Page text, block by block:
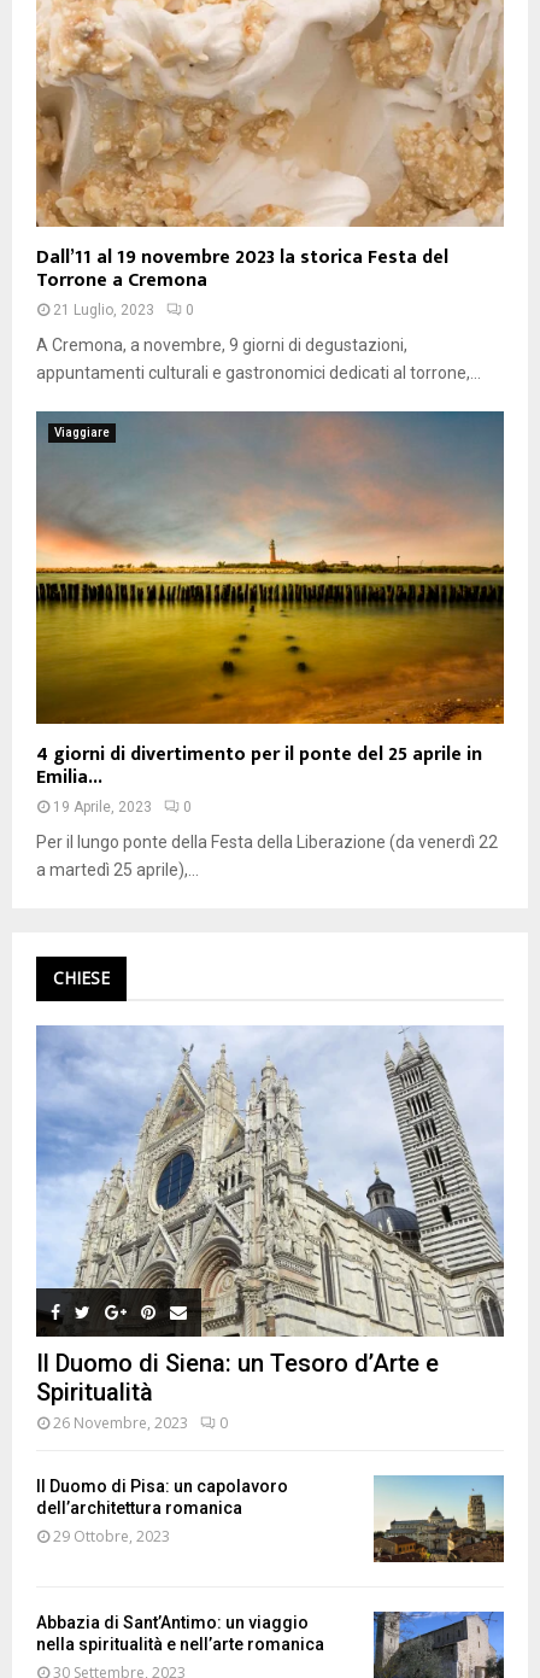
Dall’11 al 19 novembre 2023 la storica Festa del
Torrone a Cremona
21 Luglio, 2023 0
A Cremona, a novembre, 9 giorni di degustazioni,
appuntamenti culturali e gastronomici dedicati al torrone,...
Viaggiare
4 giorni di divertimento per il ponte del 25 aprile in
Emilia...
19 Aprile, 2023 0
Per il lungo ponte della Festa della Liberazione (da venerdì 22
a martedì 25 aprile),...
CHIESE
Il Duomo di Siena: un Tesoro d’Arte e
Spiritualità
26 Novembre, 2023 0
Il Duomo di Pisa: un capolavoro
dell’architettura romanica
29 Ottobre, 2023
Abbazia di Sant’Antimo: un viaggio
nella spiritualità e nell’arte romanica
30 Settembre, 2023